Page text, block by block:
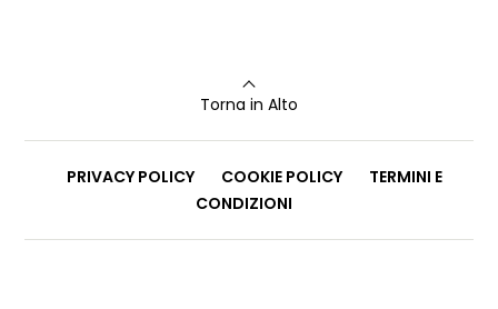
Torna in Alto
PRIVACY POLICY COOKIE POLICY
TERMINI E
CONDIZIONI